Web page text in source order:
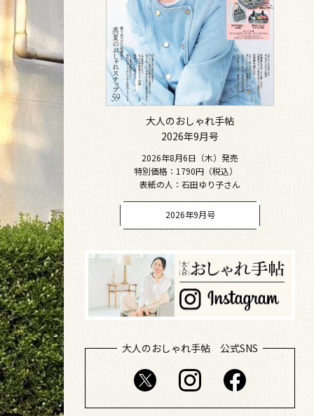
大人のおしゃれ手帖
2026年9月号
2026年8月6日（木）発売
特別価格：1790円（税込）
表紙の人：石田ゆり子さん
2026年9月号
大人のおしゃれ手帖 公式SNS